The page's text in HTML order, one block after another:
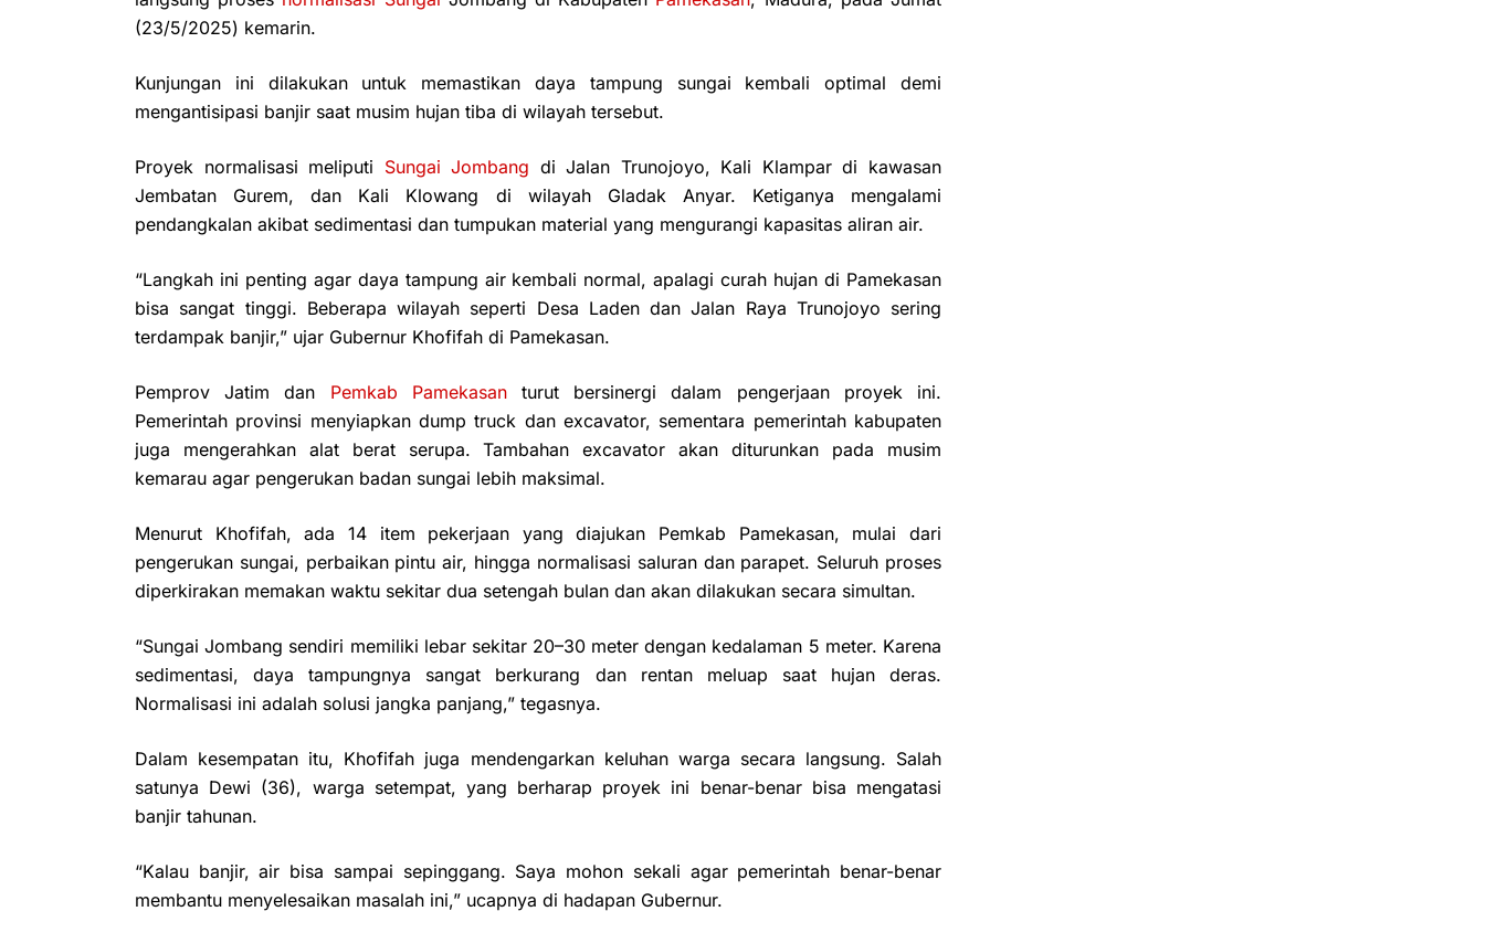
(23/5/2025) kemarin.
Kunjungan ini dilakukan untuk memastikan daya tampung sungai kembali optimal demi
mengantisipasi banjir saat musim hujan tiba di wilayah tersebut.
Proyek normalisasi meliputi Sungai Jombang di Jalan Trunojoyo, Kali Klampar di kawasan
Jembatan Gurem, dan Kali Klowang di wilayah Gladak Anyar. Ketiganya mengalami
pendangkalan akibat sedimentasi dan tumpukan material yang mengurangi kapasitas aliran air.
“Langkah ini penting agar daya tampung air kembali normal, apalagi curah hujan di Pamekasan
bisa sangat tinggi. Beberapa wilayah seperti Desa Laden dan Jalan Raya Trunojoyo sering
terdampak banjir,” ujar Gubernur Khofifah di Pamekasan.
Pemprov Jatim dan Pemkab Pamekasanturut bersinergi dalam pengerjaan proyek ini.
Pemerintah provinsi menyiapkan dump truck dan excavator, sementara pemerintah kabupaten
juga mengerahkan alat berat serupa. Tambahan excavator akan diturunkan pada musim
kemarau agar pengerukan badan sungai lebih maksimal.
Menurut Khofifah, ada 14 item pekerjaan yang diajukan Pemkab Pamekasan, mulai dari
pengerukan sungai, perbaikan pintu air, hingga normalisasi saluran dan parapet. Seluruh proses
diperkirakan memakan waktu sekitar dua setengah bulan dan akan dilakukan secara simultan.
“Sungai Jombang sendiri memiliki lebar sekitar 20–30 meter dengan kedalaman 5 meter. Karena
sedimentasi, daya tampungnya sangat berkurang dan rentan meluap saat hujan deras.
Normalisasi ini adalah solusi jangka panjang,” tegasnya.
Dalam kesempatan itu, Khofifah juga mendengarkan keluhan warga secara langsung. Salah
satunya Dewi (36), warga setempat, yang berharap proyek ini benar-benar bisa mengatasi
banjir tahunan.
“Kalau banjir, air bisa sampai sepinggang. Saya mohon sekali agar pemerintah benar-benar
membantu menyelesaikan masalah ini,” ucapnya di hadapan Gubernur.